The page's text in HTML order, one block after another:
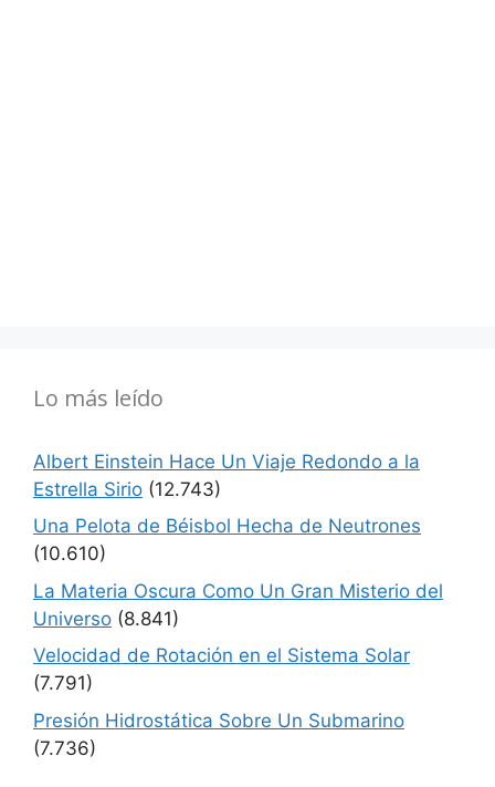
Lo más leído
Albert Einstein Hace Un Viaje Redondo a la
Estrella Sirio (12.743)
Una Pelota de Béisbol Hecha de Neutrones
(10.610)
La Materia Oscura Como Un Gran Misterio del
Universo (8.841)
Velocidad de Rotación en el Sistema Solar
(7.791)
Presión Hidrostática Sobre Un Submarino
(7.736)